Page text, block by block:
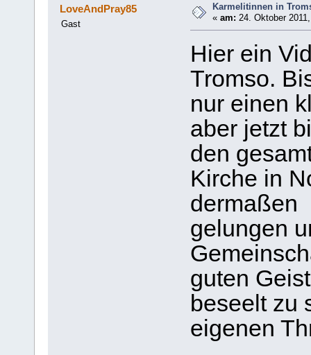
LoveAndPray85
Gast
Karmelitinnen in
«am: 24. Oktober
Hier ein
Tromso.
nur einen
aber jetzt
den
Kirche in
dermaßen
gelungen
guten Geist
beseelt zu
eigenen